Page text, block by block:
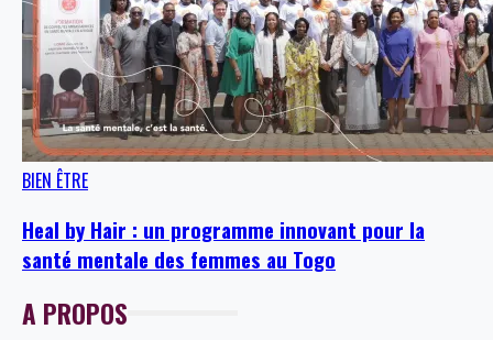
BIEN ÊTRE
Heal by Hair : un programme innovant pour la
santé mentale des femmes au Togo
A PROPOS